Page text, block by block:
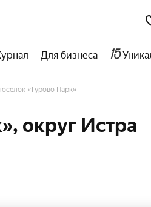
Для бизнеса
«Турово Парк»
округ Истра